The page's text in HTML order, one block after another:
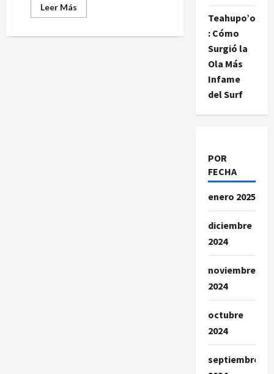
Leer Más
más
Cómo
Teahupo’o
: Cómo
Surgió la
Ola Más
Infame
del Surf
POR
FECHA
enero 2025
diciembre
2024
noviembre
2024
octubre
2024
septiembre